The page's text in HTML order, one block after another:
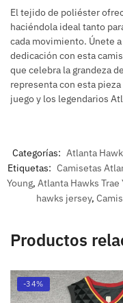
El tejido de poliéster
haciéndola ideal tanto
cada movimiento. Únete
dedicación con esta
que celebra la grandeza
representa con esta
juego y los legendarios
Categorías: Atlanta
Etiquetas: Camisetas
Young, Atlanta Hawks Trae
hawks jersey,
Productos
-34%